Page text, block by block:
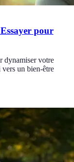
pour
dynamiser votre
un bien-être